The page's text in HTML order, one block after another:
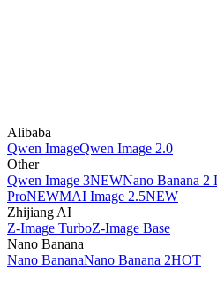
Alibaba
Qwen ImageQwen Image 2.0
Other
Qwen Image 3NEWNano Banana 2
ProNEWMAI Image 2.5NEW
Zhijiang AI
Z-Image TurboZ-Image Base
Nano Banana
Nano BananaNano Banana 2HOT